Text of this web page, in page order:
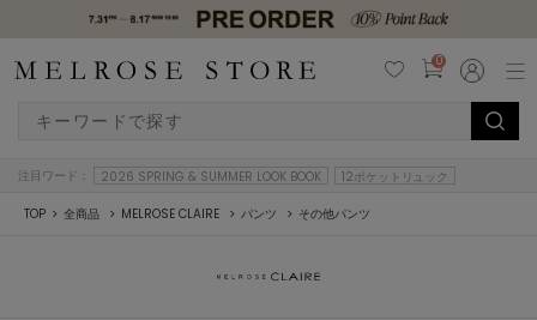
0
注目ワード： 2026 SPRING & SUMMER LOOK BOOK 12ポケットリュック
TOP 全商品 MELROSE CLAIRE パンツ その他パンツ